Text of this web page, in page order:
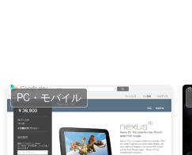
PC・モバイル